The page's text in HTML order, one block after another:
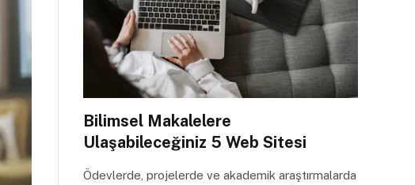
Bilimsel Makalelere
Ulaşabileceğiniz 5 Web Sitesi
Ödevlerde, projelerde ve akademik araştırmalarda